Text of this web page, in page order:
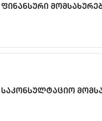
ფინანსური
საკონსულტაციო